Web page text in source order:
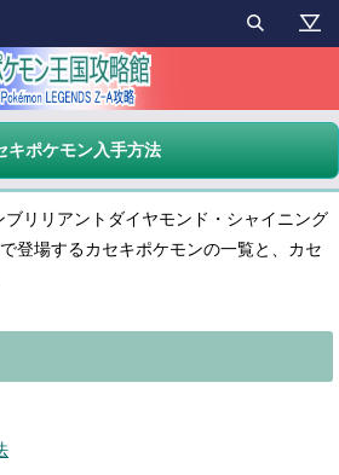
キポケモン入手方法
リリアントダイヤモンド・シャイニング
登場するカセキポケモンの一覧と、カセ